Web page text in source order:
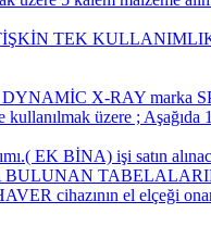
TEK
X-RAY marka
kullanılmak üzere ;
EK BİNA) işi satın
cihazının el elçeği